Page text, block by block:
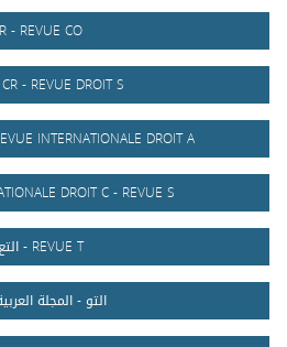
R - REVUE CO
- REVUE DROIT S
INTERNATIONALE DROIT A
DROIT C - REVUE S
REVUE T - التع
التو - المجلة